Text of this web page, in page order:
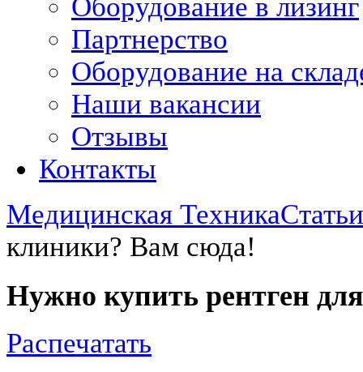
Оборудование в лизинг
Партнерство
Оборудование на
Наши вакансии
Отзывы
Контакты
Медицинская ТехникаСтатьи
клиники? Вам сюда!
Нужно купить рентген
Распечатать